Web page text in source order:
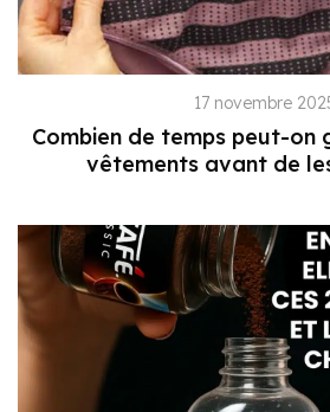
17 novembre
Combien de temps peut-on
vêtements avant de